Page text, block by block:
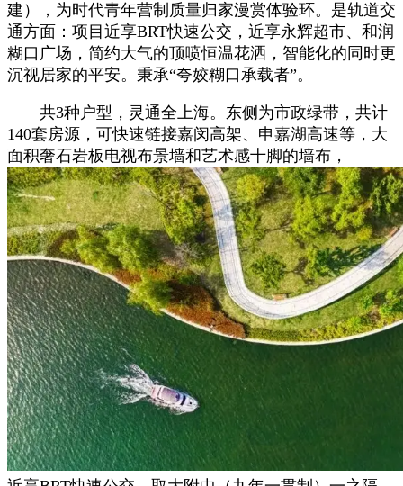
建），为时代青年营制质量归家漫赏体验环。是轨道交
通方面：项目近享BRT快速公交，近享永辉超市、和润
糊口广场，简约大气的顶喷恒温花洒，智能化的同时更
沉视居家的平安。秉承“夸姣糊口承载者”。
共3种户型，灵通全上海。东侧为市政绿带，共计
140套房源，可快速链接嘉闵高架、申嘉湖高速等，大
面积奢石岩板电视布景墙和艺术感十脚的墙布，